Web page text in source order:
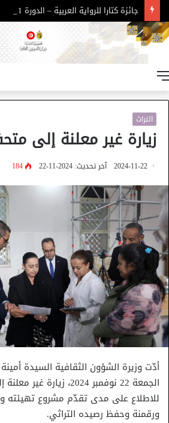
جائزة كتارا للرواية العربية – الدورة 11
التراث
زيارة غير معلنة إلى
2024-11-22 آخر تحديث: 2024-11-22 184
أدّت وزيرة الشؤون الثقافية السيدة
الجمعة 22 نوفمبر 2024،
للاطلاع على مدى تقدّم مشروع تهيئته
ورقمنة وحفظ رصيده التراثي.